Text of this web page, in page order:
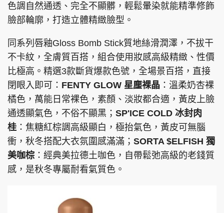
色調自然通透、完全不顯髒，輕鬆暈染就能精準修飾
臉部輪廓，打造立體精緻臉型。
同系列唇釉Gloss Bomb Stick質地絲滑潤澤，不拔干
不卡紋，全膚質百搭，組合使用妝感高級精緻、性價
比極高。精選3款斷貨爆款色號，全場景百搭，直接
閉眼入即可： FENTY GLOW 星塵裸晶 ：溫柔奶杏裸
橘色，萬能日常裸色，素顏、淡妝都合適，黃皮上臉
通透顯氣色，不俗不顯黑； SP'ICE COLD 冰封肉
桂 ：焦糖紅棕調高級顯白，極抬氣色，黃皮可無腦
衝，秋冬搭配大衣氛圍感滿滿； SORTA $ELFISH 獨
美咖棕 ：經典美拉德土咖色，自帶鬆弛高級的老錢質
感，是秋冬專屬耐看氣質色。